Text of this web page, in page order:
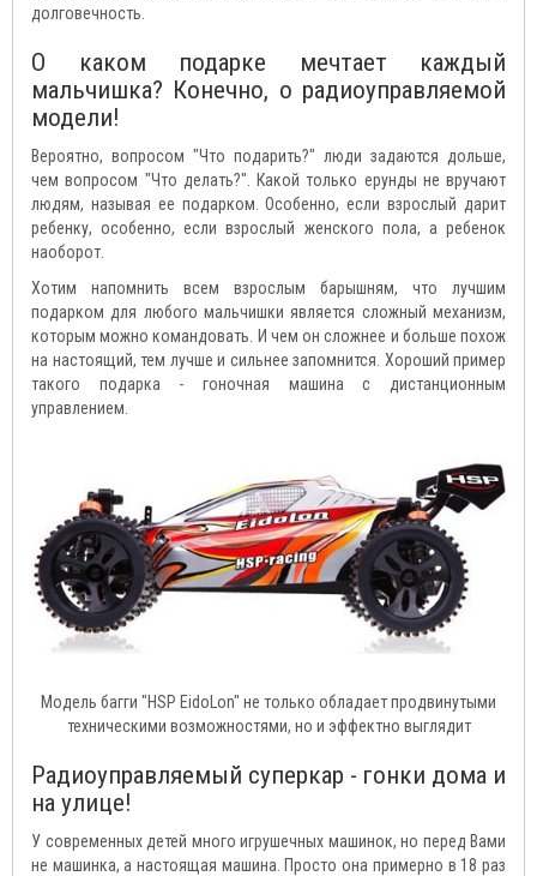
долговечность.
О каком подарке мечтает каждый
мальчишка? Конечно, о радиоуправляемой
модели!
Вероятно, вопросом "Что подарить?" люди задаются дольше,
чем вопросом "Что делать?". Какой только ерунды не вручают
людям, называя ее подарком. Особенно, если взрослый дарит
ребенку, особенно, если взрослый женского пола, а ребенок
наоборот.
Хотим напомнить всем взрослым барышням, что лучшим
подарком для любого мальчишки является сложный механизм,
которым можно командовать. И чем он сложнее и больше похож
на настоящий, тем лучше и сильнее запомнится. Хороший пример
такого подарка - гоночная машина с дистанционным
управлением.
Модель багги "HSP EidoLon" не только обладает продвинутыми
техническими возможностями, но и эффектно выглядит
Радиоуправляемый суперкар - гонки дома и
на улице!
У современных детей много игрушечных машинок, но перед Вами
не машинка, а настоящая машина. Просто она примерно в 18 раз